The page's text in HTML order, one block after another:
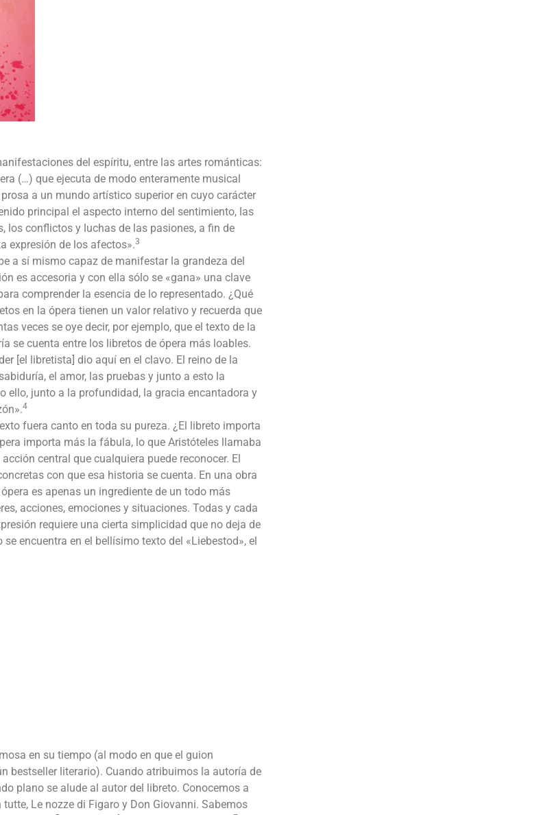
del espíritu, entre las artes románticas:
(…) que ejecuta de modo enteramente musical
a un mundo artístico superior en cuyo carácter
principal el aspecto interno del sentimiento, las
los conflictos y luchas de las pasiones, a fin de
expresión de los afectos».3
a sí mismo capaz de manifestar la grandeza del
es accesoria y con ella sólo se «gana» una clave
comprender la esencia de lo representado. ¿Qué
en la ópera tienen un valor relativo y recuerda que
veces se oye decir, por ejemplo, que el texto de la
se cuenta entre los libretos de ópera más loables.
[el libretista] dio aquí en el clavo. El reino de la
el amor, las pruebas y junto a esto la
ello, junto a la profundidad, la gracia encantadora y
4
fuera canto en toda su pureza. ¿El libreto importa
importa más la fábula, lo que Aristóteles llamaba
central que cualquiera puede reconocer. El
con que esa historia se cuenta. En una obra
es apenas un ingrediente de un todo más
acciones, emociones y situaciones. Todas y cada
requiere una cierta simplicidad que no deja de
encuentra en el bellísimo texto del «Liebestod», el
en su tiempo (al modo en que el guion
bestseller literario). Cuando atribuimos la autoría de
plano se alude al autor del libreto. Conocemos a
Le nozze di Figaro y Don Giovanni. Sabemos